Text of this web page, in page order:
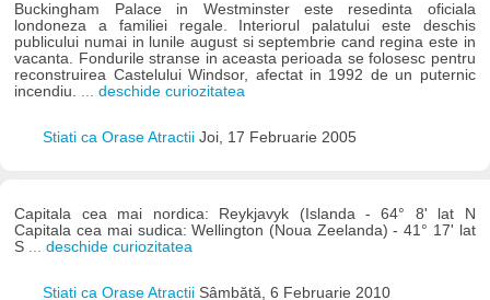
Buckingham Palace in Westminster este resedinta oficiala
londoneza a familiei regale. Interiorul palatului este deschis
publicului numai in lunile august si septembrie cand regina este in
vacanta. Fondurile stranse in aceasta perioada se folosesc pentru
reconstruirea Castelului Windsor, afectat in 1992 de un puternic
incendiu. ... deschide curiozitatea
Stiati ca Orase Atractii Joi, 17 Februarie 2005
Capitala cea mai nordica: Reykjavyk (Islanda - 64° 8' lat N
Capitala cea mai sudica: Wellington (Noua Zeelanda) - 41° 17' lat
S
... deschide curiozitatea
Stiati ca Orase Atractii Sâmbătă, 6 Februarie 2010